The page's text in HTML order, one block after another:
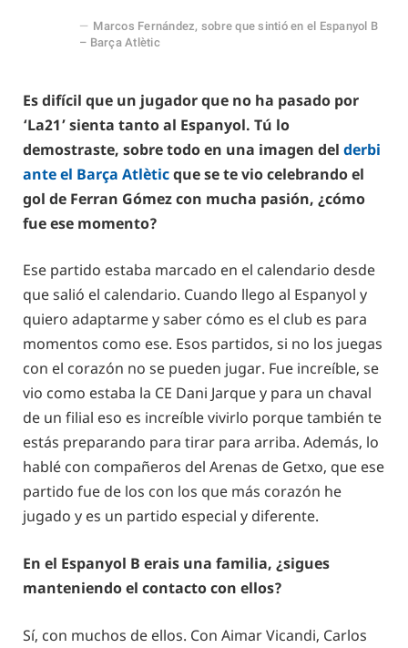
Marcos Fernández, sobre que sintió en el Espanyol B
– Barça Atlètic
Es difícil que un jugador que no ha pasado por
‘La21’ sienta tanto al Espanyol. Tú lo
demostraste, sobre todo en una imagen del derbi
ante el Barça Atlèticque se te vio celebrando el
gol de Ferran Gómez con mucha pasión, ¿cómo
fue ese momento?
Ese partido estaba marcado en el calendario desde
que salió el calendario. Cuando llego al Espanyol y
quiero adaptarme y saber cómo es el club es para
momentos como ese. Esos partidos, si no los juegas
con el corazón no se pueden jugar. Fue increíble, se
vio como estaba la CE Dani Jarque y para un chaval
de un filial eso es increíble vivirlo porque también te
estás preparando para tirar para arriba. Además, lo
hablé con compañeros del Arenas de Getxo, que ese
partido fue de los con los que más corazón he
jugado y es un partido especial y diferente.
En el Espanyol B erais una familia, ¿sigues
manteniendo el contacto con ellos?
Sí, con muchos de ellos. Con Aimar Vicandi, Carlos